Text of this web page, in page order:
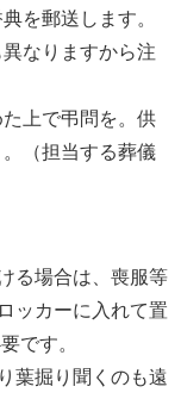
を郵送します。
なりますから注
上で弔問を。供
（担当する葬儀
る場合は、喪服等
ッカーに入れて置
です。
葉掘り聞くのも遠